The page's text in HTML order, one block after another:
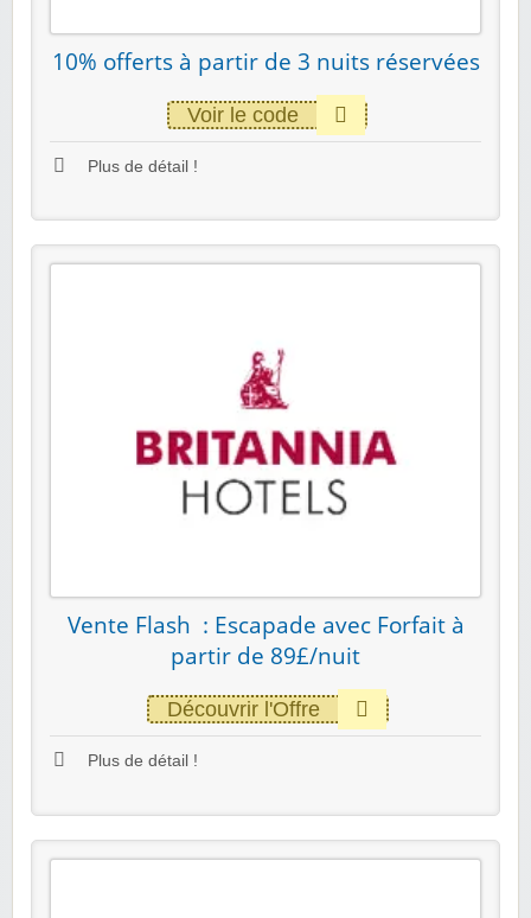
10% offerts à partir de 3 nuits réservées
Voir le code
Plus de détail !
Vente Flash : Escapade avec Forfait à
partir de 89£/nuit
Découvrir l'Offre
Plus de détail !